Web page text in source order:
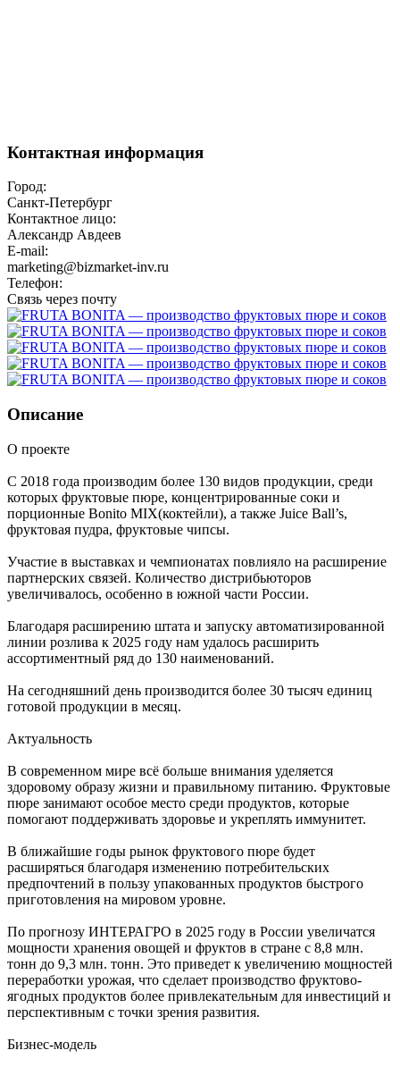
Контактная информация
Город:
Санкт-Петербург
Контактное лицо:
Александр Авдеев
E-mail:
marketing@bizmarket-inv.ru
Телефон:
Связь через почту
Описание
О проекте
С 2018 года производим более 130 видов продукции, среди
которых фруктовые пюре, концентрированные соки и
порционные Bonito MIX(коктейли), а также Juice Ball’s,
фруктовая пудра, фруктовые чипсы.
Участие в выставках и чемпионатах повлияло на расширение
партнерских связей. Количество дистрибьюторов
увеличивалось, особенно в южной части России.
Благодаря расширению штата и запуску автоматизированной
линии розлива к 2025 году нам удалось расширить
ассортиментный ряд до 130 наименований.
На сегодняшний день производится более 30 тысяч единиц
готовой продукции в месяц.
Актуальность
В современном мире всё больше внимания уделяется
здоровому образу жизни и правильному питанию. Фруктовые
пюре занимают особое место среди продуктов, которые
помогают поддерживать здоровье и укреплять иммунитет.
В ближайшие годы рынок фруктового пюре будет
расширяться благодаря изменению потребительских
предпочтений в пользу упакованных продуктов быстрого
приготовления на мировом уровне.
По прогнозу ИНТЕРАГРО в 2025 году в России увеличатся
мощности хранения овощей и фруктов в стране с 8,8 млн.
тонн до 9,3 млн. тонн. Это приведет к увеличению мощностей
переработки урожая, что сделает производство фруктово-
ягодных продуктов более привлекательным для инвестиций и
перспективным с точки зрения развития.
Бизнес-модель